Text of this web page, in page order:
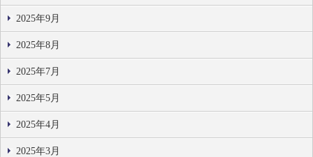
2025年9月
2025年8月
2025年7月
2025年5月
2025年4月
2025年3月